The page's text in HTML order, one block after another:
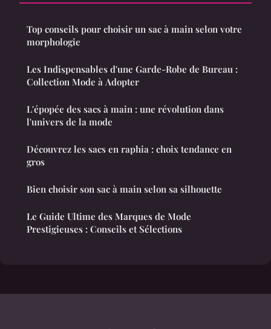
Top conseils pour choisir un sac à main selon votre
morphologie
Les Indispensables d'une Garde-Robe de Bureau :
Collection Mode à Adopter
L'épopée des sacs à main : une révolution dans
l'univers de la mode
Découvrez les sacs en raphia : choix tendance en
gros
Bien choisir son sac à main selon sa silhouette
Le Guide Ultime des Marques de Mode
Prestigieuses : Conseils et Sélections